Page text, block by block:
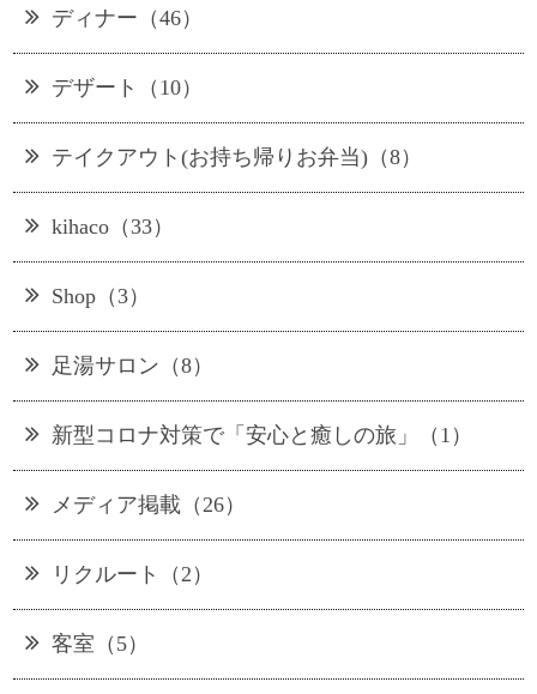
ディナー（46）
デザート（10）
テイクアウト(お持ち帰りお弁当)（8）
kihaco（33）
Shop（3）
足湯サロン（8）
新型コロナ対策で「安心と癒しの旅」（1）
メディア掲載（26）
リクルート（2）
客室（5）